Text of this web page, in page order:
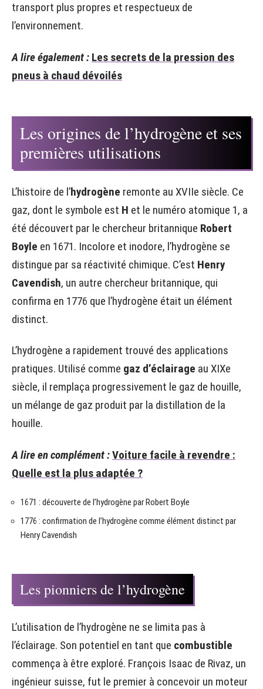
transport plus propres et respectueux de
l’environnement.
A lire également : Les secrets de la pression des
pneus à chaud dévoilés
Les origines de l’hydrogène et ses
premières utilisations
L’histoire de l’hydrogène remonte au XVIIe siècle. Ce
gaz, dont le symbole est H et le numéro atomique 1, a
été découvert par le chercheur britannique Robert
Boyle en 1671. Incolore et inodore, l’hydrogène se
distingue par sa réactivité chimique. C’est Henry
Cavendish, un autre chercheur britannique, qui
confirma en 1776 que l’hydrogène était un élément
distinct.
L’hydrogène a rapidement trouvé des applications
pratiques. Utilisé comme gaz d’éclairage au XIXe
siècle, il remplaça progressivement le gaz de houille,
un mélange de gaz produit par la distillation de la
houille.
A lire en complément :Voiture facile à revendre :
Quelle est la plus adaptée ?
1671 : découverte de l’hydrogène par Robert Boyle
1776 : confirmation de l’hydrogène comme élément distinct par
Henry Cavendish
Les pionniers de l’hydrogène
L’utilisation de l’hydrogène ne se limita pas à
l’éclairage. Son potentiel en tant que combustible
commença à être exploré. François Isaac de Rivaz, un
ingénieur suisse, fut le premier à concevoir un moteur